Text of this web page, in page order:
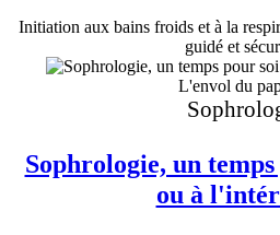
Initiation aux bains froids et à la
guidé et
L'envol du
Sophrologie, un
ou à